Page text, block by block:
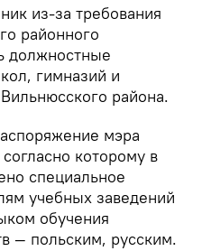
из-за требования
районного
должностные
гимназий и
района.
мэра
которому в
специальное
учебных заведений
обучения
— польским, русским.